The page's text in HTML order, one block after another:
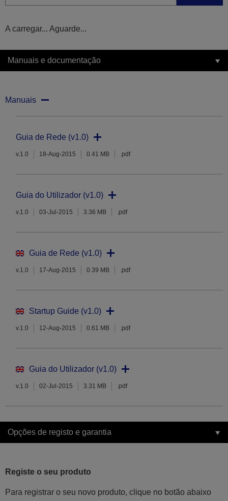
A carregar... Aguarde...
Manuais e documentação
Manuais
Guia de Rede (v1.0)
v.1.0 18-Aug-2015 0.41 MB .pdf
Guia do Utilizador (v1.0)
v.1.0 03-Jul-2015 3.36 MB .pdf
Guia de Rede (v1.0)
v.1.0 17-Aug-2015 0.39 MB .pdf
Startup Guide (v1.0)
v.1.0 12-Aug-2015 0.61 MB .pdf
Guia do Utilizador (v1.0)
v.1.0 02-Jul-2015 3.31 MB .pdf
Opções de registo e garantia
Registe o seu produto
Para registrar o seu novo produto, clique no botão abaixo